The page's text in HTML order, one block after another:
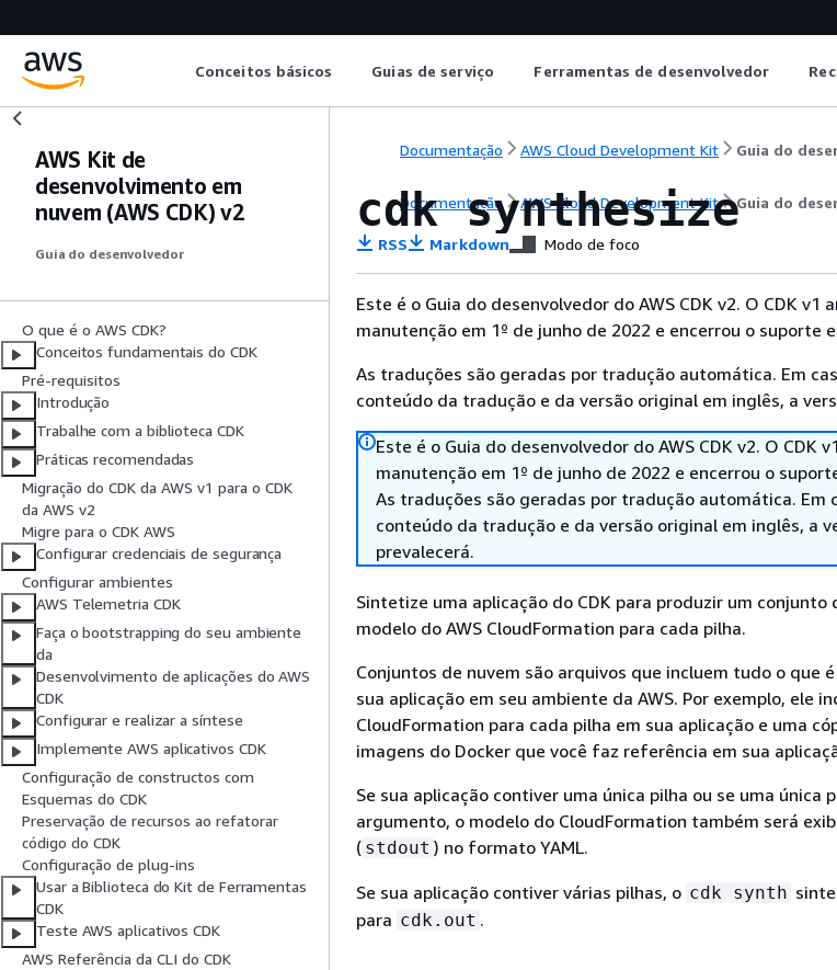
Conceitos básicos Guias de serviço Ferramentas de desenvolvedor
AWS Kit de
desenvolvimento em
nuvem (AWS CDK) v2
Guia do desenvolvedor
O que é o AWS CDK?
Conceitos fundamentais do CDK
Pré-requisitos
Introdução
Trabalhe com a biblioteca CDK
Práticas recomendadas
Migração do CDK da AWS v1 para o CDK
da AWS v2
Migre para o CDK AWS
Configurar credenciais de segurança
Configurar ambientes
AWS Telemetria CDK
Faça o bootstrapping do seu ambiente
da
Desenvolvimento de aplicações do AWS
CDK
Configurar e realizar a síntese
Implemente AWS aplicativos CDK
Configuração de constructos com
Esquemas do CDK
Preservação de recursos ao refatorar
código do CDK
Configuração de plug-ins
Usar a Biblioteca do Kit de Ferramentas
CDK
Teste AWS aplicativos CDK
AWS Referência da CLI do CDK
Documentação AWS Cloud Development Kit Guia do
Documentação AWS Cloud Development Kit Guia do
cdk synthesize
RSS Markdown Modo de foco
Este é o Guia do desenvolvedor do AWS CDK v2. O CDK v1
manutenção em 1º de junho de 2022 e encerrou o suporte
As traduções são geradas por tradução automática. Em
conteúdo da tradução e da versão original em inglês, a
Este é o Guia do desenvolvedor do AWS CDK v2. O CDK
manutenção em 1º de junho de 2022 e encerrou o
As traduções são geradas por tradução automática. Em
conteúdo da tradução e da versão original em inglês, a
prevalecerá.
Sintetize uma aplicação do CDK para produzir um conjunto
modelo do AWS CloudFormation para cada pilha.
Conjuntos de nuvem são arquivos que incluem tudo o que
sua aplicação em seu ambiente da AWS. Por exemplo, ele
CloudFormation para cada pilha em sua aplicação e uma
imagens do Docker que você faz referência em sua
Se sua aplicação contiver uma única pilha ou se uma
argumento, o modelo do CloudFormation também será
( stdout ) no formato YAML.
Se sua aplicação contiver várias pilhas, o cdk synth
para cdk.out .